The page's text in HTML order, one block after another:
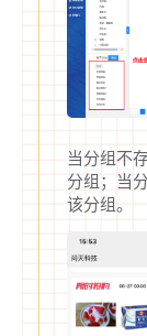
当分组不
分组；当
该分组。